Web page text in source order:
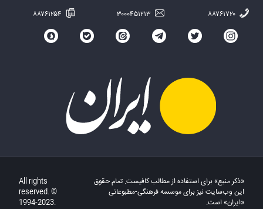
«ذکر منبع» برای استفاده از مطالب کافیست. تمام حقوق
این وب‌سایت نیز برای موسسه فرهنگی-مطبوعاتی
«ایران» است.
All rights
reserved. ©
1994-2023.